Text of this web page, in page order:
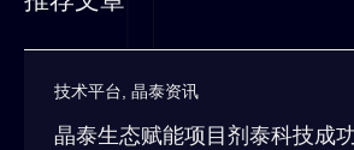
技术平台 晶泰资讯
晶泰生态赋能项目剂泰科技成